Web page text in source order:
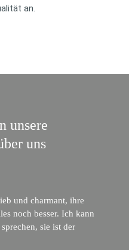
an.
unsere
uns
und charmant, ihre
noch besser. Ich kann
sie ist der